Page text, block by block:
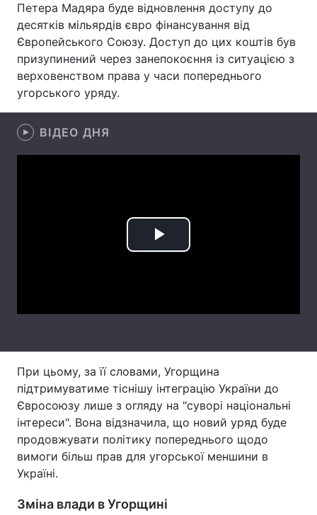
Відео з Youtube Статті
Інтерв'ю Думки
Архів
Контакти
Послуги
Петера Мадяра буде відновлення доступу до
десятків мільярдів євро фінансування від
Європейського Союзу. Доступ до цих коштів був
призупинений через занепокоєння із ситуацією з
верховенством права у часи попереднього
угорського уряду.
ВІДЕО ДНЯ
Play
При цьому, за її словами, Угорщина
підтримуватиме тіснішу інтеграцію України до
Євросоюзу лише з огляду на "суворі національні
інтереси". Вона відзначила, що новий уряд буде
продовжувати політику попереднього щодо
вимоги більш прав для угорської меншини в
Україні.
Зміна влади в Угорщині